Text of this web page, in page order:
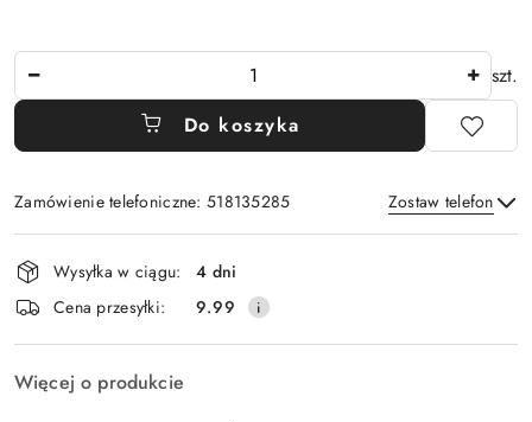
szt.
Do koszyka
Zamówienie telefoniczne: 518135285 Zostaw telefon
Wyślij
Dostępność
i
dostawa
Wysyłka w ciągu:
4 dni
Cena przesyłki:
9.99
Więcej o produkcie